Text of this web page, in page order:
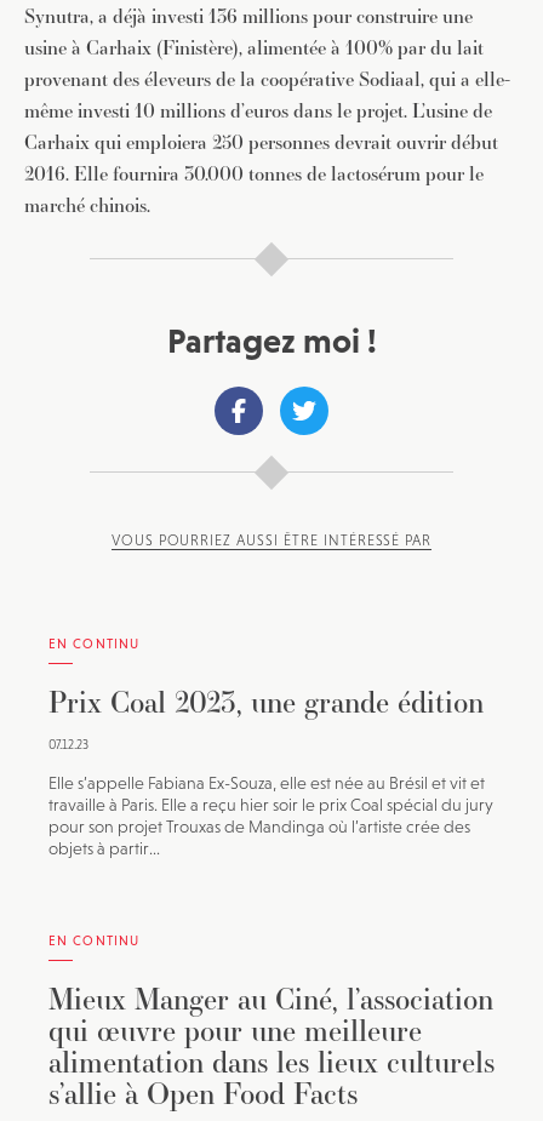
Synutra, a déjà investi 136 millions pour construire une
usine à Carhaix (Finistère), alimentée à 100% par du lait
provenant des éleveurs de la coopérative Sodiaal, qui a elle-
même investi 10 millions d’euros dans le projet. L’usine de
Carhaix qui emploiera 250 personnes devrait ouvrir début
2016. Elle fournira 30.000 tonnes de lactosérum pour le
marché chinois.
Partagez moi !
VOUS POURRIEZ AUSSI ÊTRE INTÉRESSÉ PAR
EN CONTINU
Prix Coal 2023, une grande édition
07.12.23
Elle s’appelle Fabiana Ex-Souza, elle est née au Brésil et vit et
travaille à Paris. Elle a reçu hier soir le prix Coal spécial du jury
pour son projet Trouxas de Mandinga où l’artiste crée des
objets à partir...
EN CONTINU
Mieux Manger au Ciné, l’association
qui œuvre pour une meilleure
alimentation dans les lieux culturels
s’allie à Open Food Facts